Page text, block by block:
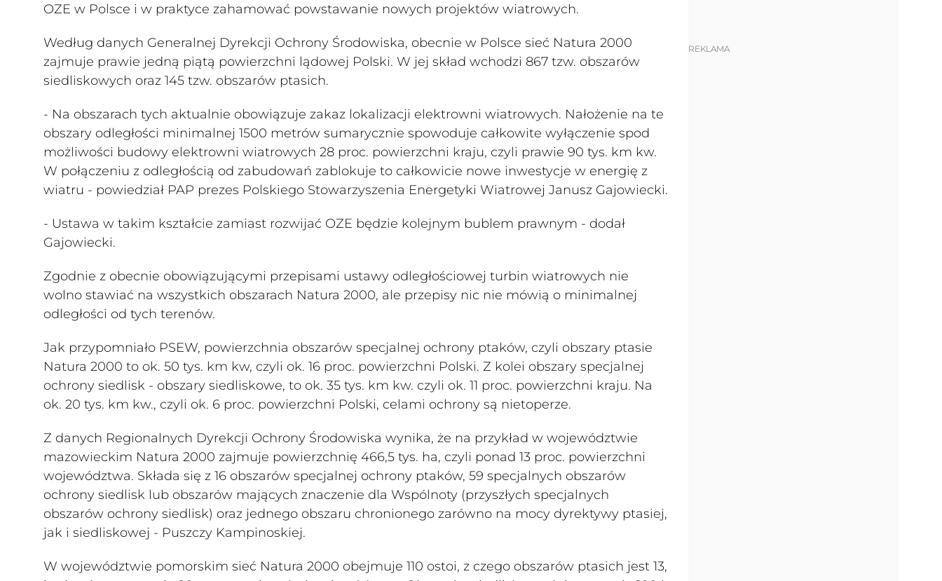
OZE w Polsce i w praktyce zahamować powstawanie nowych projektów wiatrowych.
Według danych Generalnej Dyrekcji Ochrony Środowiska, obecnie w Polsce sieć Natura 2000
zajmuje prawie jedną piątą powierzchni lądowej Polski. W jej skład wchodzi 867 tzw. obszarów
siedliskowych oraz 145 tzw. obszarów ptasich.
- Na obszarach tych aktualnie obowiązuje zakaz lokalizacji elektrowni wiatrowych. Nałożenie na te
obszary odległości minimalnej 1500 metrów sumarycznie spowoduje całkowite wyłączenie spod
możliwości budowy elektrowni wiatrowych 28 proc. powierzchni kraju, czyli prawie 90 tys. km kw.
W połączeniu z odległością od zabudowań zablokuje to całkowicie nowe inwestycje w energię z
wiatru - powiedział PAP prezes Polskiego Stowarzyszenia Energetyki Wiatrowej Janusz Gajowiecki.
- Ustawa w takim kształcie zamiast rozwijać OZE będzie kolejnym bublem prawnym - dodał
Gajowiecki.
Zgodnie z obecnie obowiązującymi przepisami ustawy odległościowej turbin wiatrowych nie
wolno stawiać na wszystkich obszarach Natura 2000, ale przepisy nic nie mówią o minimalnej
odległości od tych terenów.
Jak przypomniało PSEW, powierzchnia obszarów specjalnej ochrony ptaków, czyli obszary ptasie
Natura 2000 to ok. 50 tys. km kw, czyli ok. 16 proc. powierzchni Polski. Z kolei obszary specjalnej
ochrony siedlisk - obszary siedliskowe, to ok. 35 tys. km kw. czyli ok. 11 proc. powierzchni kraju. Na
ok. 20 tys. km kw., czyli ok. 6 proc. powierzchni Polski, celami ochrony są nietoperze.
Z danych Regionalnych Dyrekcji Ochrony Środowiska wynika, że na przykład w województwie
mazowieckim Natura 2000 zajmuje powierzchnię 466,5 tys. ha, czyli ponad 13 proc. powierzchni
województwa. Składa się z 16 obszarów specjalnej ochrony ptaków, 59 specjalnych obszarów
ochrony siedlisk lub obszarów mających znaczenie dla Wspólnoty (przyszłych specjalnych
obszarów ochrony siedlisk) oraz jednego obszaru chronionego zarówno na mocy dyrektywy ptasiej,
jak i siedliskowej - Puszczy Kampinoskiej.
W województwie pomorskim sieć Natura 2000 obejmuje 110 ostoi, z czego obszarów ptasich jest 13,
REKLAMA